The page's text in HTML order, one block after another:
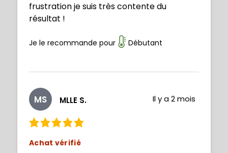
frustration je suis très contente du
résultat !
Je le recommande pour Débutant
MS MLLE S. Il y a 2 mois
Achat vérifié